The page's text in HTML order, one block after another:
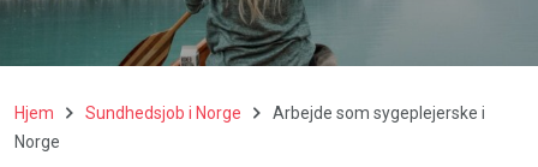
Hjem Sundhedsjob i Norge
Arbejde som sygeplejerske i
Norge